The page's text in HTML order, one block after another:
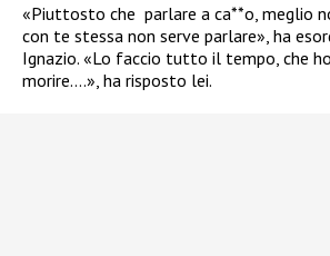
«Piuttosto che parlare a ca**o, meglio
con te stessa non serve parlare», ha
Ignazio. «Lo faccio tutto il tempo, che
morire….», ha risposto lei.